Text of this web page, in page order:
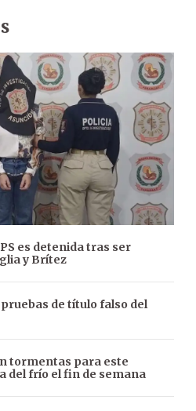
es detenida tras ser
y Brítez
de título falso del
tormentas para este
del frío el fin de semana